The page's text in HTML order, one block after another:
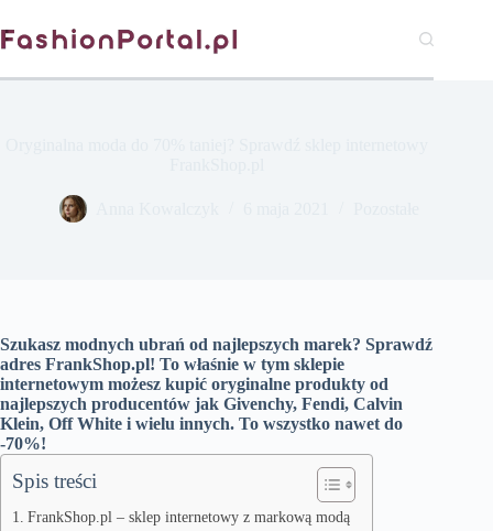
do
treści
Szukasz modnych ubrań od najlepszych marek? Sprawdź
adres FrankShop.pl! To właśnie w tym sklepie
internetowym możesz kupić oryginalne produkty od
najlepszych producentów jak Givenchy, Fendi, Calvin
Klein, Off White i wielu innych. To wszystko nawet do
-70%!
Spis treści
FrankShop.pl – sklep internetowy z markową modą